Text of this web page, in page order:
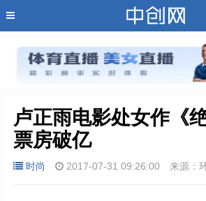
卢正雨电影处女作《
票房破亿
时尚 2017-07-31 09:26:00 来源：